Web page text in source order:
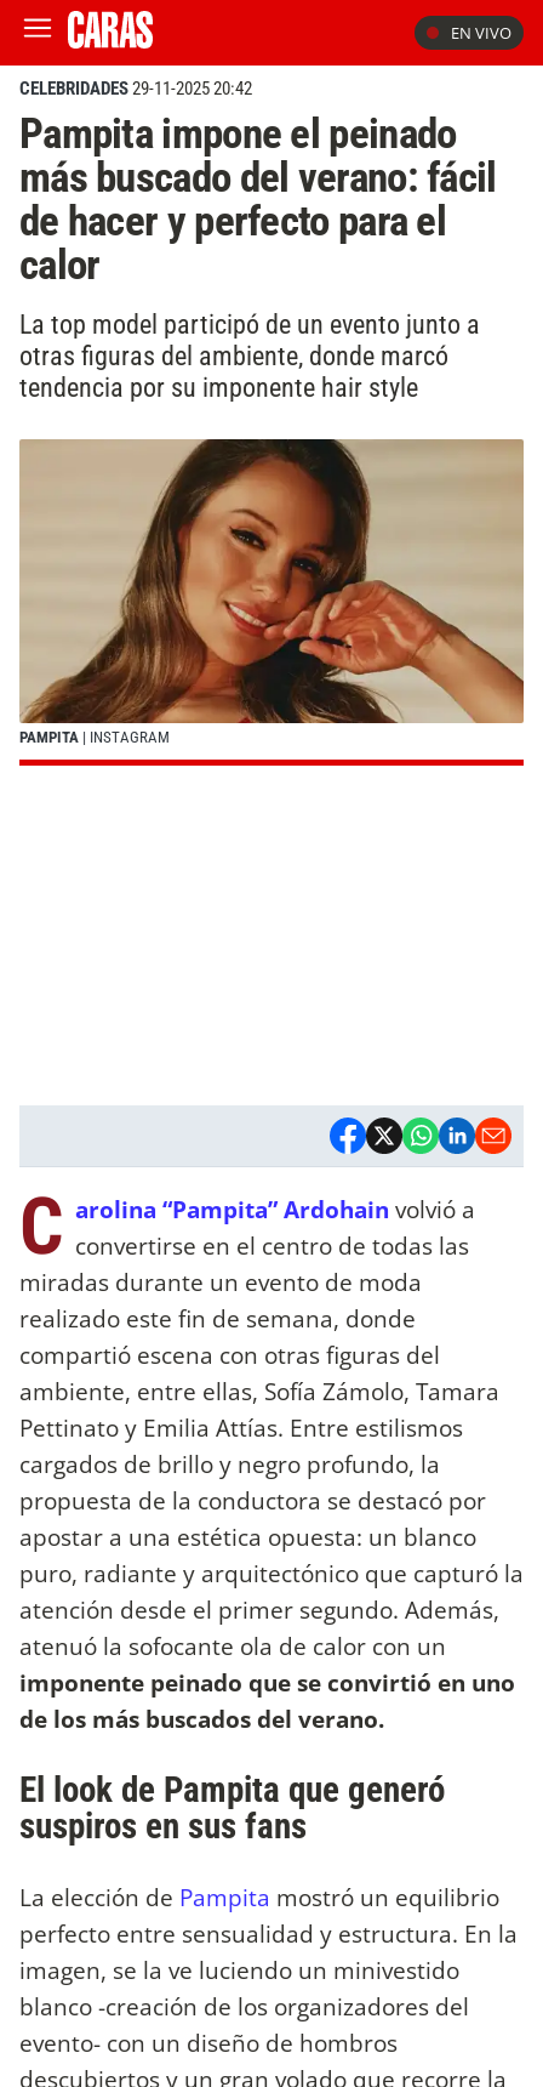
EN VIVO
CELEBRIDADES29-11-2025 20:42
Pampita impone el peinado
más buscado del verano: fácil
de hacer y perfecto para el
calor
La top model participó de un evento junto a
otras figuras del ambiente, donde marcó
tendencia por su imponente hair style
PAMPITA | INSTAGRAM
C arolina “Pampita” Ardohain volvió a
convertirse en el centro de todas las
miradas durante un evento de moda
realizado este fin de semana, donde
compartió escena con otras figuras del
ambiente, entre ellas, Sofía Zámolo, Tamara
Pettinato y Emilia Attías. Entre estilismos
cargados de brillo y negro profundo, la
propuesta de la conductora se destacó por
apostar a una estética opuesta: un blanco
puro, radiante y arquitectónico que capturó la
atención desde el primer segundo. Además,
atenuó la sofocante ola de calor con un
imponente peinado que se convirtió en uno
de los más buscados del verano.
El look de Pampita que generó
suspiros en sus fans
La elección de Pampita mostró un equilibrio
perfecto entre sensualidad y estructura. En la
imagen, se la ve luciendo un minivestido
blanco -creación de los organizadores del
evento- con un diseño de hombros
descubiertos y un gran volado que recorre la